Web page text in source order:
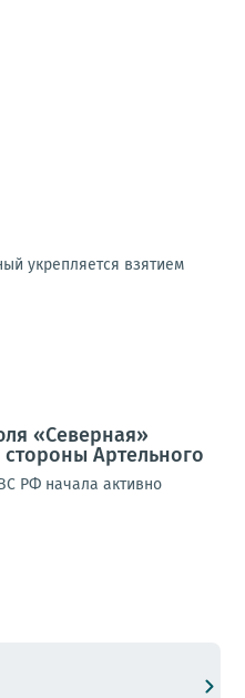
укрепляется взятием
«Северная»
Артельного
РФ начала активно